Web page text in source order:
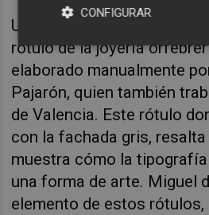
Uno de los casos más
rótulo de la joyería
elaborado manualmente
Pajarón, quien también
de Valencia. Este rótulo
con la fachada gris,
muestra cómo la
una forma de arte. Miguel
elemento de estos rótulos,
CONFIGURAR